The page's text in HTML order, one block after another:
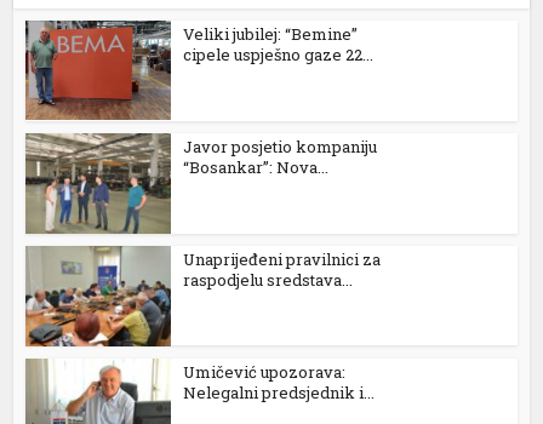
Veliki jubilej: “Bemine”
cipele uspješno gaze 22...
Javor posjetio kompaniju
“Bosankar”: Nova...
Unaprijeđeni pravilnici za
raspodjelu sredstava...
Umičević upozorava:
Nelegalni predsjednik i...